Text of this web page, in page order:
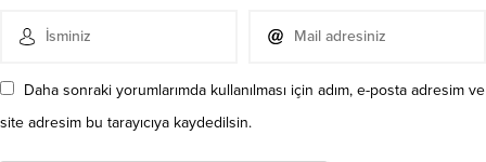
Daha sonraki yorumlarımda kullanılması için adım, e-posta adresim ve
site adresim bu tarayıcıya kaydedilsin.